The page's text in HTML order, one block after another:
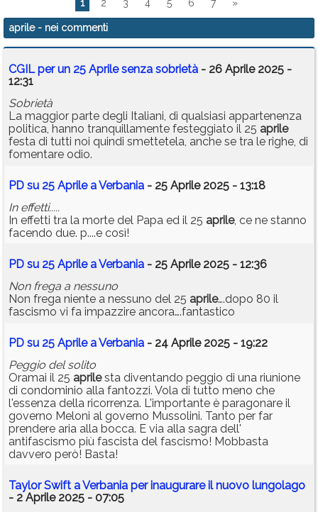
1 2 3 4 5 6 7 »
aprile- nei commenti
CGIL per un 25 Aprile senza sobrietà - 26 Aprile 2025 -
12:31
Sobrietà
La maggior parte degli Italiani, di qualsiasi appartenenza
politica, hanno tranquillamente festeggiato il 25 aprile
festa di tutti noi quindi smettetela, anche se tra le righe, di
fomentare odio.
PD su 25 Aprile a Verbania - 25 Aprile 2025 - 13:18
In effetti.....
In effetti tra la morte del Papa ed il 25 aprile, ce ne stanno
facendo due. p....e così!
PD su 25 Aprile a Verbania - 25 Aprile 2025 - 12:36
Non frega a nessuno
Non frega niente a nessuno del 25 aprile….dopo 80 il
fascismo vi fa impazzire ancora….fantastico
PD su 25 Aprile a Verbania - 24 Aprile 2025 - 19:22
Peggio del solito
Oramai il 25 aprilesta diventando peggio di una riunione
di condominio alla fantozzi. Vola di tutto meno che
l'essenza della ricorrenza. L'importante è paragonare il
governo Meloni al governo Mussolini. Tanto per far
prendere aria alla bocca. E via alla sagra dell'
antifascismo più fascista del fascismo! Mobbasta
davvero però! Basta!
Taylor Swift a Verbania per inaugurare il nuovo lungolago
- 2 Aprile 2025 - 07:05